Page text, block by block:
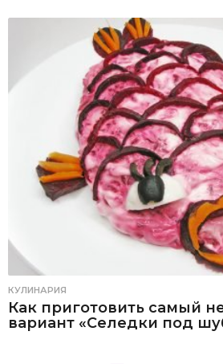
КУЛИНАРИЯ
Как приготовить самый
вариант «Селедки под